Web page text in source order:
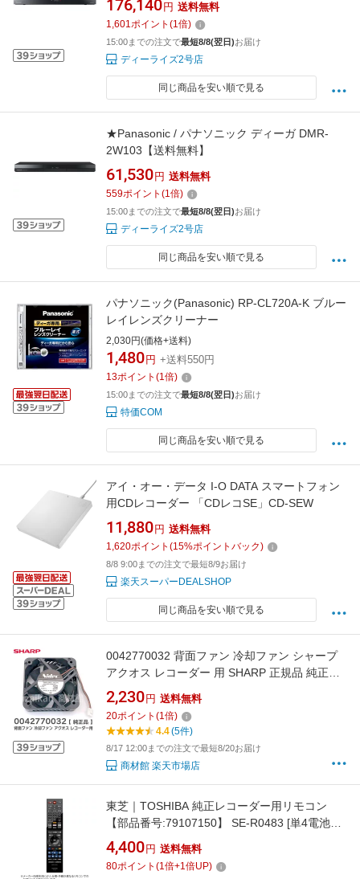
176,140 円 送料無料
1,601ポイント (1倍)
15:00までの注文で最短8/8(翌日)お届け
ディーライズ2号店
同じ商品を安い順で見る
★Panasonic / パナソニック ディーガ DMR-
2W103【送料無料】
61,530 円 送料無料
559ポイント (1倍)
15:00までの注文で最短8/8(翌日)お届け
ディーライズ2号店
同じ商品を安い順で見る
パナソニック(Panasonic) RP-CL720A-K ブルー
レイレンズクリーナー
2,030円(価格+送料)
1,480 円 +送料550円
13ポイント (1倍)
15:00までの注文で最短8/8(翌日)お届け
特価COM
同じ商品を安い順で見る
アイ・オー・データ I-O DATA スマートフォン
用CDレコーダー 「CDレコSE」CD-SEW
11,880 円 送料無料
1,620ポイント (15%ポイントバック)
8/8 9:00までの注文で最短8/9お届け
楽天スーパーDEALSHOP
同じ商品を安い順で見る
0042770032 背面ファン 冷却ファン シャープ
アクオス レコーダー 用 SHARP 正規品 純正品
エラー 異音 交換用 0042770032 ブルーレイ
AQUOS BD- BD-HDW BD-S BD-T BD-W BD-
UT ブルーレイ・DVDレコーダー 用 交換部品
シャープ ( SHARP )【 在庫あり 】
2,230 円 送料無料
20ポイント (1倍)
4.4(5件)
8/17 12:00までの注文で最短8/20お届け
商材館 楽天市場店
東芝｜TOSHIBA 純正レコーダー用リモコン
【部品番号:79107150】 SE-R0483 [単4電池×2
本(別売)]
4,400 円 送料無料
80ポイント (1倍+1倍UP)